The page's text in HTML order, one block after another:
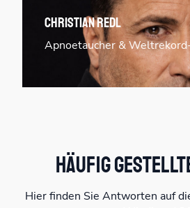
Christian Redl
Apnoetaucher &
Häufig
Hier finden Sie Antworten auf